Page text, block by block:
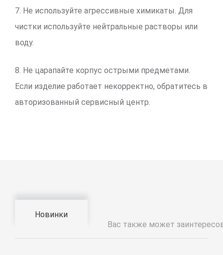
7. Не используйте агрессивные химикаты. Для
чистки используйте нейтральные растворы или
воду.
8. Не царапайте корпус острыми предметами.
Если изделие работает некорректно, обратитесь в
авторизованный сервисный центр.
Новинки
Вас также может